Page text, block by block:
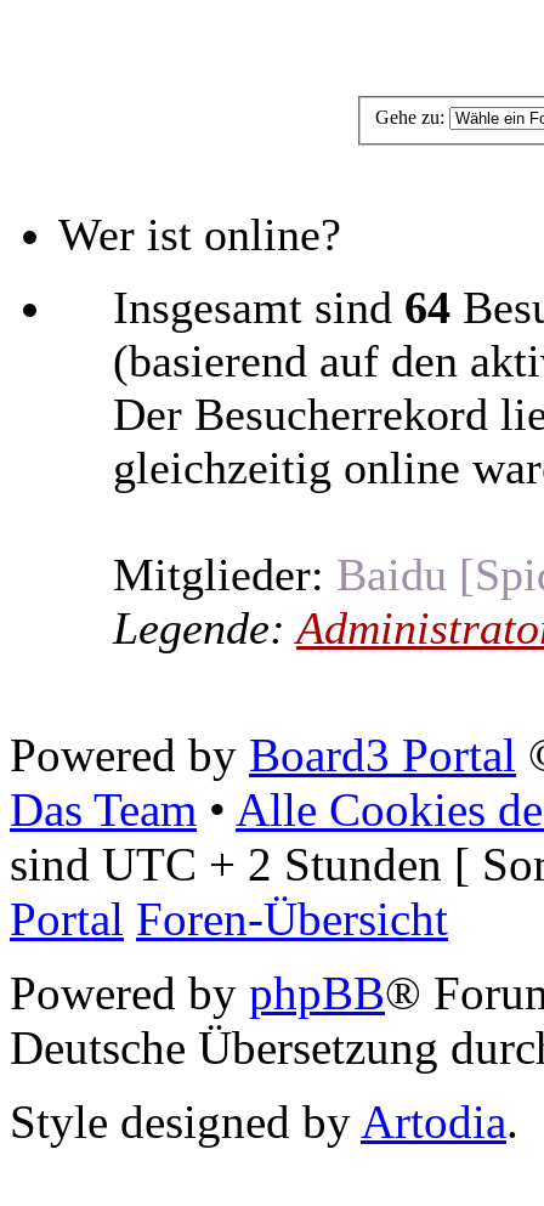
Gehe zu:
Wer ist online?
Insgesamt sind 64
(basierend auf den
Der Besucherrekord
gleichzeitig online
Mitglieder: Baidu
Legende:
Powered by Board3 Portal
Das Team • Alle Cookies
sind UTC + 2 Stunden [
Portal Foren-Übersicht
Powered by phpBB®
Deutsche Übersetzung
Style designed by Artodia.